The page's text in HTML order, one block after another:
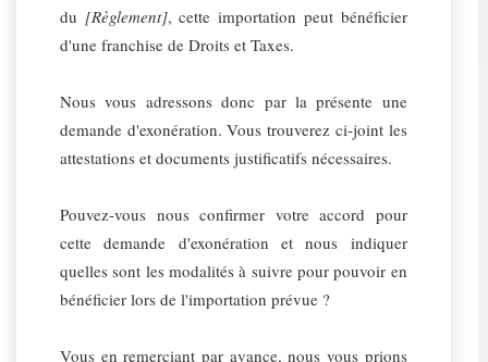
du [Règlement], cette importation peut bénéficier
d'une franchise de Droits et Taxes.
Nous vous adressons donc par la présente une
demande d'exonération. Vous trouverez ci-joint les
attestations et documents justificatifs nécessaires.
Pouvez-vous nous confirmer votre accord pour
cette demande d'exonération et nous indiquer
quelles sont les modalités à suivre pour pouvoir en
bénéficier lors de l'importation prévue ?
Vous en remerciant par avance, nous vous prions